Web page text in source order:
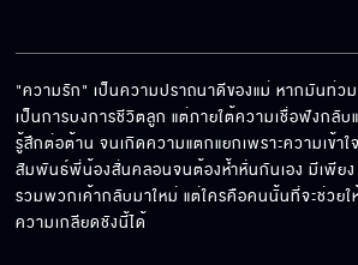
"ความรัก" เป็นความปราถนาดีของแม่ หากมันท่ว
เป็นการบงการชีวิตลูก แต่ภายใต้ความเชื่อฟังกลั
รู้สึกต่อต้าน จนเกิดความแตกแยกเพราะความเข้าใ
สัมพันธ์พี่น้องสั่นคลอนจนต้องห้ำหั่นกันเอง มีเพีย
รวมพวกเค้ากลับมาใหม่ แต่ใครคือคนนั้นที่จะช่วย
ความเกลียดชังนี้ได้